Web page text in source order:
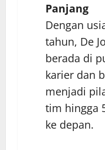
Panjang
Dengan
tahun, De
berada di
karier dan
menjadi
tim hingga
ke depan.